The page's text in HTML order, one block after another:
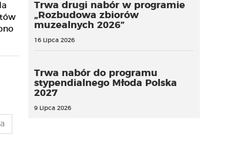
Trwa drugi nabór w programie
„Rozbudowa zbiorów
muzealnych 2026”
16 Lipca 2026
Trwa nabór do programu
stypendialnego Młoda Polska
2027
9 Lipca 2026